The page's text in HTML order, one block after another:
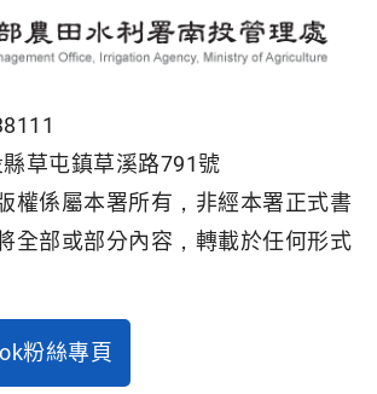
草屯鎮草溪路791號
權係屬本署所有，非經本署正式書
全部或部分內容，轉載於任何形式
粉絲專頁